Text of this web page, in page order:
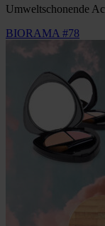
Umweltschonende
BIORAMA #78